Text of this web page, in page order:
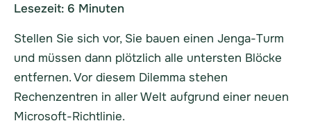
Lesezeit: 6 Minuten
Stellen Sie sich vor, Sie bauen einen Jenga-Turm
und müssen dann plötzlich alle untersten Blöcke
entfernen. Vor diesem Dilemma stehen
Rechenzentren in aller Welt aufgrund einer neuen
Microsoft-Richtlinie.